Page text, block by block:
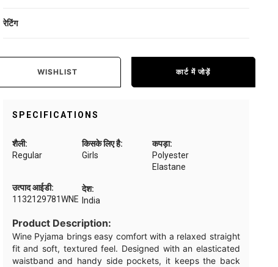
रेटिंग
WISHLIST कार्ट में जोड़ें
SPECIFICATIONS
शैली:
Regular
किसके लिए है:
Girls
कपड़ा:
Polyester
Elastane
देश:
India
उत्पाद आईडी:
1132129781WNE
Product Description:
Wine Pyjama brings easy comfort with a relaxed straight
fit and soft, textured feel. Designed with an elasticated
waistband and handy side pockets, it keeps the back